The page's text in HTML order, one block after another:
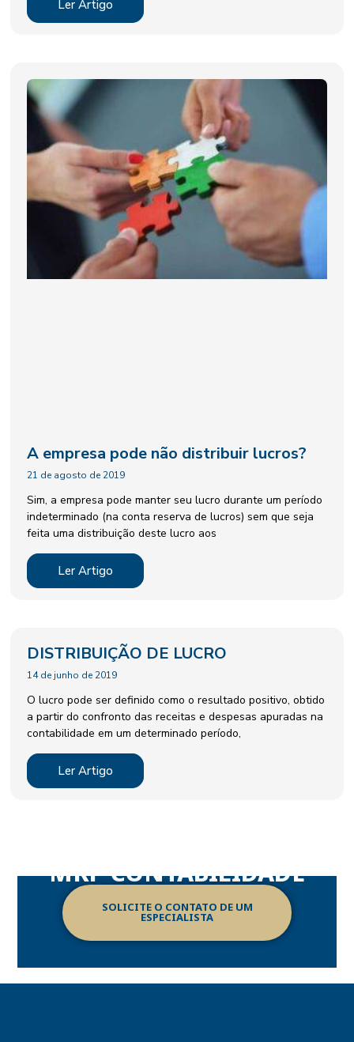
Ler Artigo
A empresa pode não distribuir lucros?
21 de agosto de 2019
Sim, a empresa pode manter seu lucro durante um período
indeterminado (na conta reserva de lucros) sem que seja
feita uma distribuição deste lucro aos
Ler Artigo
DISTRIBUIÇÃO DE LUCRO
14 de junho de 2019
O lucro pode ser definido como o resultado positivo, obtido
a partir do confronto das receitas e despesas apuradas na
contabilidade em um determinado período,
Ler Artigo
MKP CONTABILIDADE
SOLICITE O CONTATO DE UM
ESPECIALISTA